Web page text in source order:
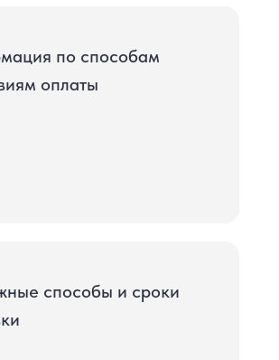
по способам
оплаты
способы и сроки